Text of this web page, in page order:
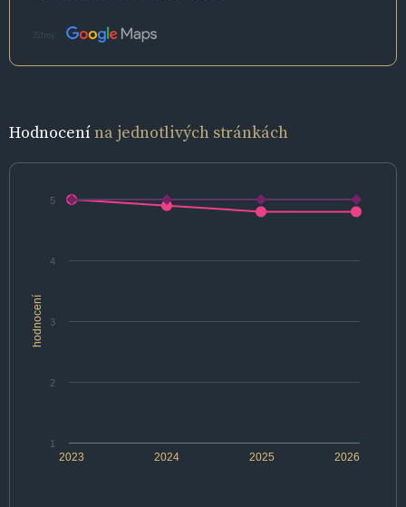
Zdroj:
Hodnocenína jednotlivých stránkách
hodnocení
2024 2026
2023 2025
1
2
3
4
5